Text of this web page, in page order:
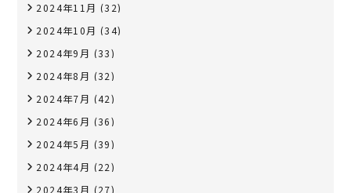
2024年11月 (32)
2024年10月 (34)
2024年9月 (33)
2024年8月 (32)
2024年7月 (42)
2024年6月 (36)
2024年5月 (39)
2024年4月 (22)
2024年3月 (27)